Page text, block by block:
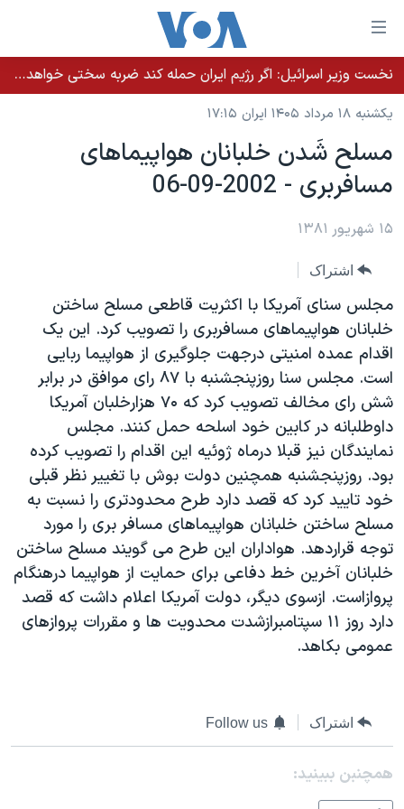
لینکهای
قابل
دسترسی
جهش
محتوای
اصلی
به
اصلی
جهش
به
جستجو
خانه
نسخه سبک وب‌سایت
موضوع ها
ایران
آمریکا
گزیده‌ها
ویژه برنامه‌ها
ویدیوها
فرهنگ و زندگی
حقوق شهروندی
اقتصادی
علم و فناوری
اسرائیل در جنگ
گالری عکس
آرشیو پخش زنده
برنامه های تلویزیونی
جدول برنامه ها
صفحه‌های ویژه
عملیات خشم حماسی
۲۵۰سالگی آمریکا
بایگانی برنامه‌های تلویزیونی
مستندها
انتخابات ریاست جمهوری آمریکا ۲۰۲۴
حمله جمهوری اسلامی به اسرائیل
رمز مهسا
ورزش زنان در ایران
اعتراضات زن، زندگی، آزادی
مجموعه مستندهای دادخواهی
تریبونال مردمی آبان ۹۸
چهل سال گروگان‌گیری
قانون شفافیت دارائی کادر رهبری ایران
اعتراضات مردمی آبان ۹۸
فرکانس‌های صدای آمریکا
پخش رادیویی
یادگیری زبان انگلیسی
دنبال کنید
زبانهای مختلف
نخست وزیر اسرائيل: اگر رژیم ایران حمله کند ضربه سختی خواهد خورد
یکشنبه ۱۸ مرداد ۱۴۰۵ ایران ۱۷:۱۵
مسلح شَدن خلبانان هواپيماهای
مسافربری - 2002-09-06
۱۵ شهریور ۱۳۸۱
اشتراک
مجلس سنای آمريکا با اکثريت قاطعی مسلح ساختن
خلبانان هواپيماهای مسافربری را تصويب کرد. اين يک
اقدام عمده امنيتی درجهت جلوگيری از هواپيما ربايی
است. مجلس سنا روزپنجشنبه با ۸۷ رای موافق در برابر
شش رای مخالف تصويب کرد که ۷۰ هزارخلبان آمريکا
داوطلبانه در کابين خود اسلحه حمل کنند. مجلس
نمايندگان نيز قبلا درماه ژوئيه اين اقدام را تصويب کرده
بود. روزپنجشنبه همچنين دولت بوش با تغيير نظر قبلی
خود تاييد کرد که قصد دارد طرح محدودتری را نسبت به
مسلح ساختن خلبانان هواپيماهای مسافر بری را مورد
توجه قراردهد. هواداران اين طرح می گويند مسلح ساختن
خلبانان آخرين خط دفاعی برای حمايت از هواپيما درهنگام
پروازاست. ازسوی ديگر، دولت آمريکا اعلام داشت که قصد
دارد روز ۱۱ سپتامبرازشدت محدويت ها و مقررات پروازهای
عمومی بکاهد.
اشتراک Follow us
همچنبن ببینید: